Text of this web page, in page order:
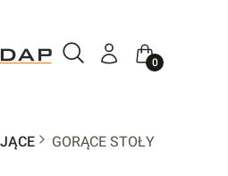
Otwórz wyszukiwarkę
Szukaj Zaloguj sięKoszyk
GORĄCE STOŁY